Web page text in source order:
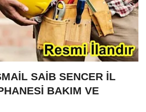
SAİB SENCER İL
BAKIM VE